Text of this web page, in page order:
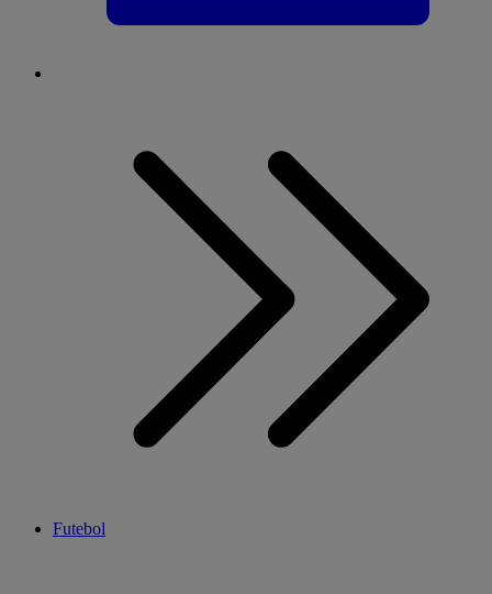
Futebol